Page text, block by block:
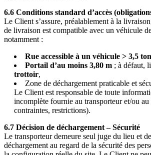
6.6 Conditions standard d’accès
Le Client s’assure, préalablement à la
de livraison est compatible avec un véhicule
notamment :
Rue accessible à un véhicule > 3,5
Portail d’au moins 3,80 m ; à défaut,
trottoir,
Zone de déchargement praticable et
Le Client est responsable de toute
incomplète fournie au transporteur et/ou au
contraintes, restrictions).
6.7 Décision de déchargement – Sécurité
Le transporteur demeure seul juge du lieu et
déchargement au regard de la sécurité des